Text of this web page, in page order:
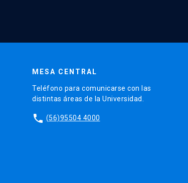
MESA CENTRAL
Teléfono para comunicarse con las
distintas áreas de la Universidad.
phone (56)95504 4000